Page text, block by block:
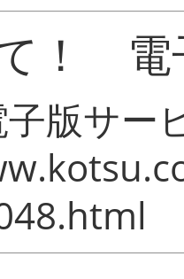
！ 電
版サー